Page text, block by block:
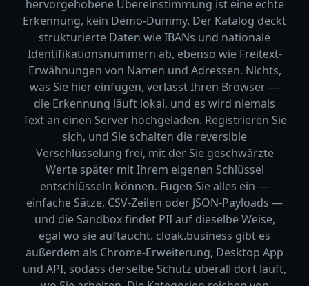
hervorgehobene Übereinstimmung ist eine echte
Erkennung, kein Demo-Dummy. Der Katalog deckt
strukturierte Daten wie IBANs und nationale
Identifikationsnummern ab, ebenso wie Freitext-
Erwähnungen von Namen und Adressen. Nichts,
was Sie hier einfügen, verlässt Ihren Browser —
die Erkennung läuft lokal, und es wird niemals
Text an einen Server hochgeladen. Registrieren Sie
sich, und Sie schalten die reversible
Verschlüsselung frei, mit der Sie geschwärzte
Werte später mit Ihrem eigenen Schlüssel
entschlüsseln können. Fügen Sie alles ein —
einfache Sätze, CSV-Zeilen oder JSON-Payloads —
und die Sandbox findet PII auf dieselbe Weise,
egal wo sie auftaucht. cloak.business gibt es
außerdem als Chrome-Erweiterung, Desktop App
und API, sodass derselbe Schutz überall dort läuft,